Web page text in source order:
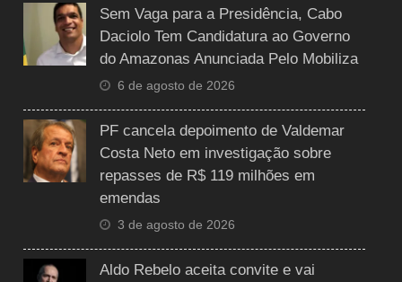
Sem Vaga para a Presidência, Cabo
Daciolo Tem Candidatura ao Governo
do Amazonas Anunciada Pelo Mobiliza
6 de agosto de 2026
PF cancela depoimento de Valdemar
Costa Neto em investigação sobre
repasses de R$ 119 milhões em
emendas
3 de agosto de 2026
Aldo Rebelo aceita convite e vai